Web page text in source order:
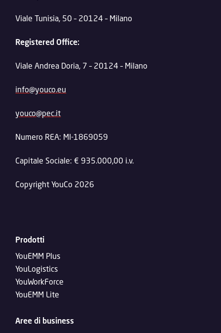
Viale Tunisia, 50 – 20124 – Milano
Registered Office:
Viale Andrea Doria, 7 – 20124 – Milano
info@youco.eu
youco@pec.it
Numero REA: MI-1869059
Capitale Sociale: € 935.000,00 i.v.
Copyright YouCo 2026
Prodotti
YouEMM Plus
YouLogistics
YouWorkForce
YouEMM Lite
Aree di business